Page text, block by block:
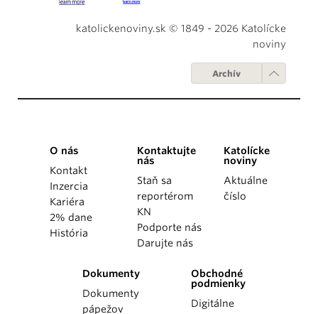
katolickenoviny.sk © 1849 - 2026 Katolícke
noviny
Archív
O nás
Kontakt
Inzercia
Kariéra
2% dane
História
Kontaktujte
nás
Staň sa
reportérom
KN
Podporte nás
Darujte nás
Katolícke
noviny
Aktuálne
číslo
Dokumenty
Dokumenty
pápežov
Obchodné
podmienky
Digitálne